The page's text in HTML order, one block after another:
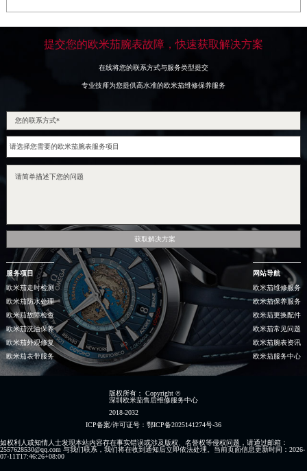
提交您的欧米茄腕表故障，快速获取解决方案
在线将您的联系方式与服务类型提交
专业技师为您提供高水准的欧米茄维修保养服务
获取解决方案
服务项目
欧米茄走时检测
欧米茄防水处理
欧米茄故障检查
欧米茄洗油保养
欧米茄外观修复
欧米茄表带服务
网站导航
欧米茄维修服务
欧米茄保养服务
欧米茄更换配件
欧米茄常见问题
欧米茄腕表资讯
欧米茄服务中心
版权所有：
Copyright ©
深圳欧米茄售后维修服务中心
2018-2032
ICP备案/许可证号：鄂ICP备2025141274号-36
如权利人或知情人士发现本站内容存在事实错误或涉及版权、名誉权等侵权问题，请通过邮箱：
2557628530@qq.com 与我们联系，我们将在收到通知后立即依法处理。当前页面信息更新时间：2026-
07-11T17:46:26+08:00